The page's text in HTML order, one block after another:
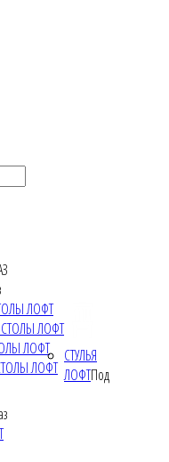
ЛОФТ
ЛОФТ
ЛОФТ
ЛОФТ
СТУЛЬЯ
ЛОФТПод